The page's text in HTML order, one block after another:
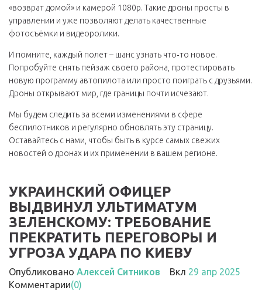
«возврат домой» и камерой 1080p. Такие дроны просты в
управлении и уже позволяют делать качественные
фотосъёмки и видеоролики.
И помните, каждый полет – шанс узнать что‑то новое.
Попробуйте снять пейзаж своего района, протестировать
новую программу автопилота или просто поиграть с друзьями.
Дроны открывают мир, где границы почти исчезают.
Мы будем следить за всеми изменениями в сфере
беспилотников и регулярно обновлять эту страницу.
Оставайтесь с нами, чтобы быть в курсе самых свежих
новостей о дронах и их применении в вашем регионе.
УКРАИНСКИЙ ОФИЦЕР
ВЫДВИНУЛ УЛЬТИМАТУМ
ЗЕЛЕНСКОМУ: ТРЕБОВАНИЕ
ПРЕКРАТИТЬ ПЕРЕГОВОРЫ И
УГРОЗА УДАРА ПО КИЕВУ
Опубликовано Алексей Ситников Вкл 29 апр 2025
Комментарии(0)